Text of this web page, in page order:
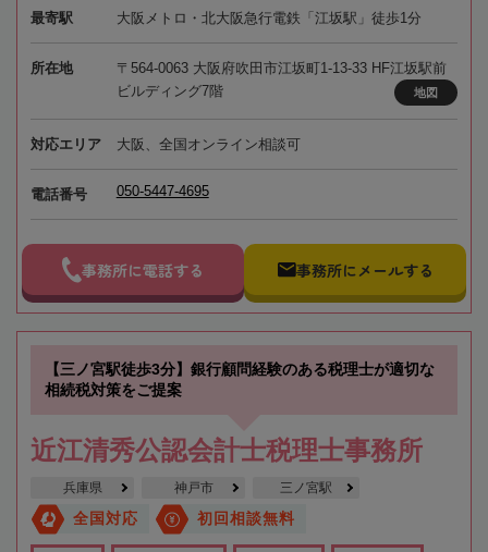
最寄駅 大阪メトロ・北大阪急行電鉄「江坂駅」徒歩1分
所在地
〒564-0063 大阪府吹田市江坂町1-13-33 HF江坂駅前
ビルディング7階
地図
対応エリア 大阪、全国オンライン相談可
電話番号 050-5447-4695
事務所に電話する 事務所にメールする
【三ノ宮駅徒歩3分】銀行顧問経験のある税理士が適切な
相続税対策をご提案
近江清秀公認会計士税理士事務所
兵庫県 神戸市 三ノ宮駅
全国対応 初回相談無料